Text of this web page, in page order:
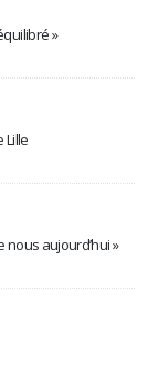
»
Lille
aujourd’hui »